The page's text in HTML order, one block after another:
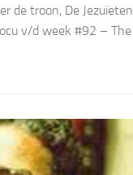
de troon, De Jezuïeten
v/d week #92 – The